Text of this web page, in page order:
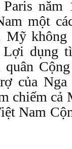
năm
một
Mỹ không
dụng
của
chiếm cả
Nam